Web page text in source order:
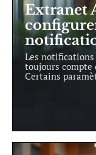
Extranet
Les
toujours
Certains